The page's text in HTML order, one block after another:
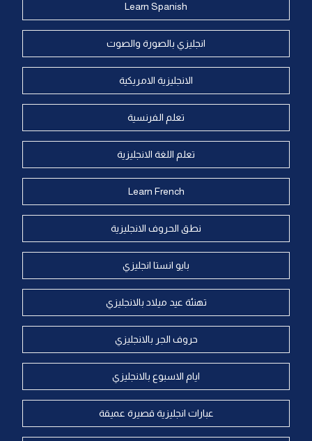
Learn Spanish
انجليزي بالصورة والصوت
الانجليزية الامريكية
تعلم الفرنسية
تعلم اللغة الانجليزية
Learn French
نطق الحروف الانجليزية
بايو انستا انجليزي
تهنئة عيد ميلاد بالانجليزي
حروف الجر بالانجليزي
ايام الاسبوع بالانجليزي
عبارات انجليزية قصيرة عميقة